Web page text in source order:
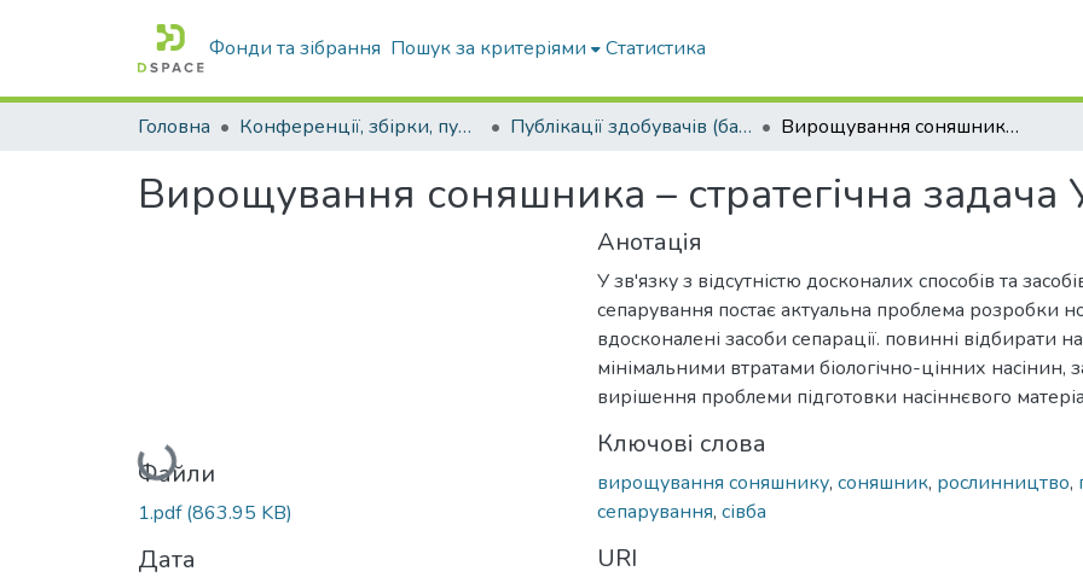
Фонди та зібрання Пошук за критеріями Статистика
Головна Конференції, збірки, публікації молодих вчених і здобувачів : магістрів, бакалаврів, аспірантів. Публікації здобувачів (бакалаврів. магістрів, аспірантів) Вирощування соняшника – стратегічна задача України
Вирощування соняшника – стратегічна задача
Вантажиться...
Файли
1.pdf(863.95 KB)
Дата
Анотація
У зв'язку з відсутністю досконалих способів та
сепарування постає актуальна проблема розробки
вдосконалені засоби сепарації. повинні відбирати
мінімальними втратами біологічно-цінних насінин,
вирішення проблеми підготовки насіннєвого
Ключові слова
вирощування соняшнику, соняшник, рослинництво,
сепарування, сівба
URI